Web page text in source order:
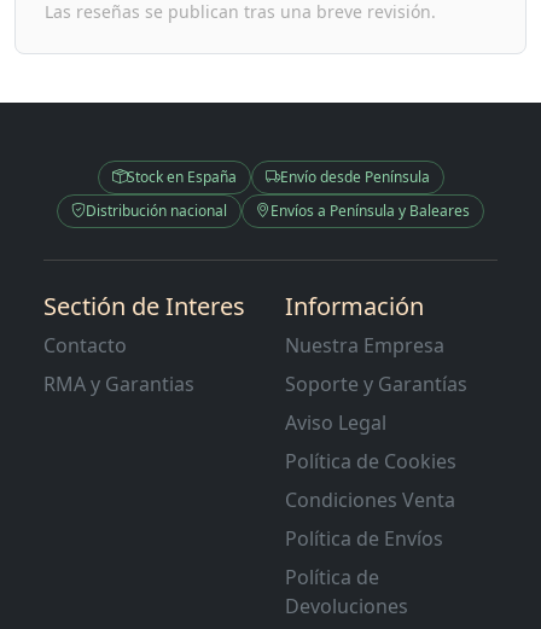
Las reseñas se publican tras una breve revisión.
Stock en España
Envío desde Península
Distribución nacional
Envíos a Península y Baleares
Sectión de Interes
Contacto
RMA y Garantias
Información
Nuestra Empresa
Soporte y Garantías
Aviso Legal
Política de Cookies
Condiciones Venta
Política de Envíos
Política de
Devoluciones